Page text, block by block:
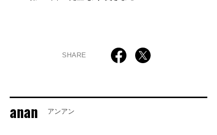
SHARE
anan アンアン